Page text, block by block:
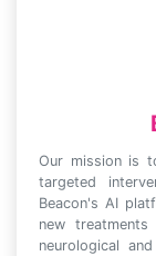
Our mission is
targeted
Beacon's AI
new
neurological